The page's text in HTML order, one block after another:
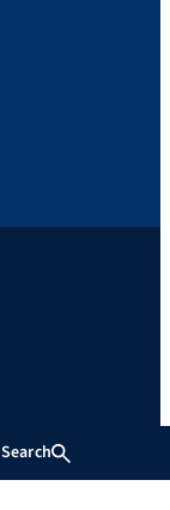
Search